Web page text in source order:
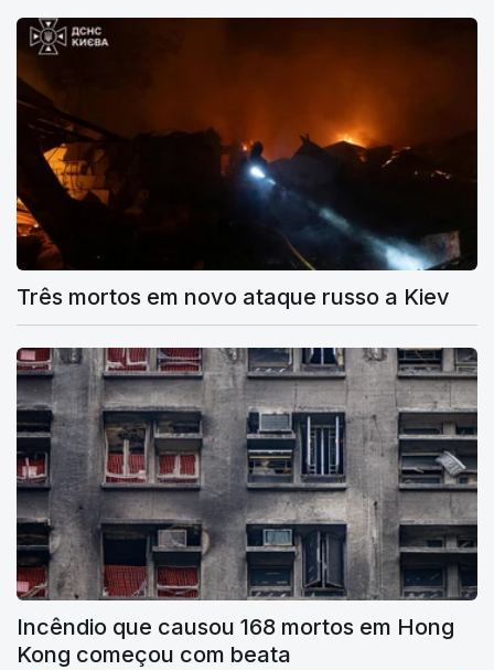
Três mortos em novo ataque russo a Kiev
Incêndio que causou 168 mortos em Hong
Kong começou com beata